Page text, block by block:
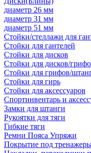
диаметр 26 мм
диаметр 31 мм
диаметр 51 мм
Стойки/стеллажи для
Стойки для гантелей
Стойки для дисков
Стойки для дисков/
Стойки для грифов/
Стойки для гирь
Стойки для аксессуаров
Спортинвентарь и
Замки для штанги
Рукоятки для тяги
Гибкие тяги
Ремни Пояса Упряжи
Покрытие под